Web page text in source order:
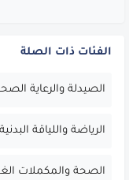
الفئات ذات الصلة
الصيدلة والرعاية
الرياضة واللياقة البدنية
الصحة والمكملات